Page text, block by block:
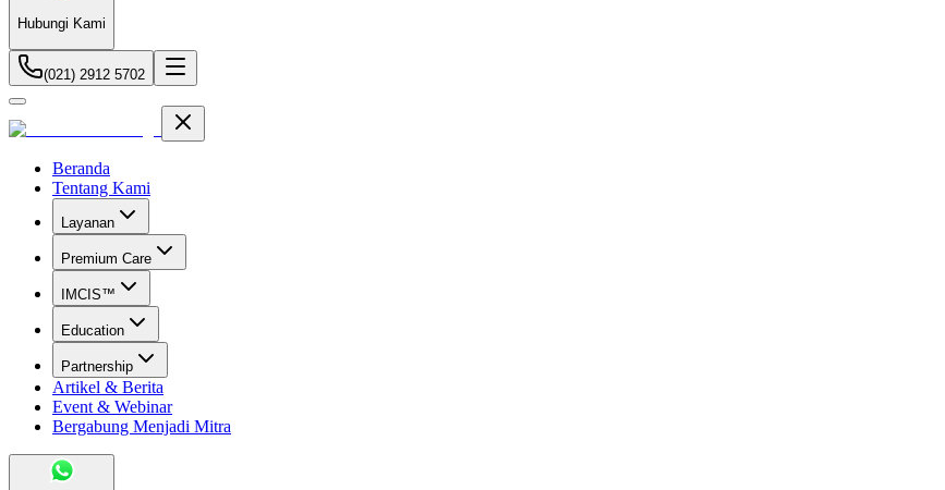
Hubungi Kami
(021) 2912 5702
Beranda
Tentang Kami
Layanan
Premium Care
IMCIS™
Education
Partnership
Artikel & Berita
Event & Webinar
Bergabung Menjadi Mitra